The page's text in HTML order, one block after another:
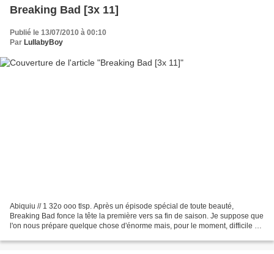
Breaking Bad [3x 11]
Publié le 13/07/2010 à 00:10
Par LullabyBoy
Abiquiu // 1 32o ooo tlsp. Après un épisode spécial de toute beauté,
Breaking Bad fonce la tête la première vers sa fin de saison. Je suppose que
l'on nous prépare quelque chose d'énorme mais, pour le moment, difficile de